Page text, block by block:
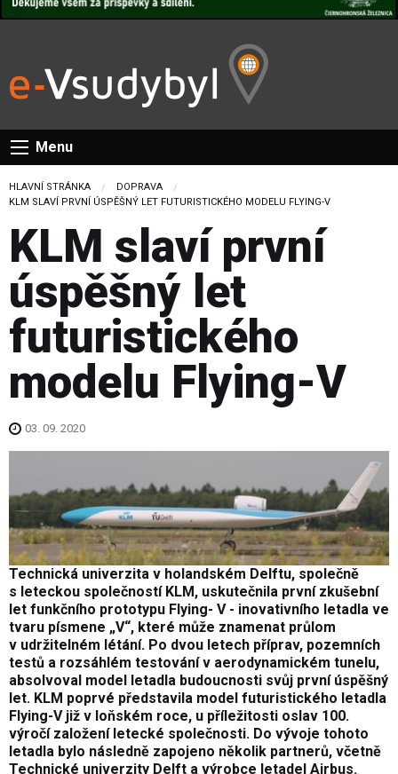
Menu
HLAVNÍ STRÁNKA
DOPRAVA
CURRENT:
KLM SLAVÍ PRVNÍ ÚSPĚŠNÝ LET FUTURISTICKÉHO MODELU FLYING-V
KLM slaví první
úspěšný let
futuristického
modelu Flying-V
03. 09. 2020
Technická univerzita v holandském Delftu, společně
s leteckou společností KLM, uskutečnila první zkušební
let funkčního prototypu Flying- V - inovativního letadla ve
tvaru písmene „V“, které může znamenat průlom
v udržitelném létání. Po dvou letech příprav, pozemních
testů a rozsáhlém testování v aerodynamickém tunelu,
absolvoval model letadla budoucnosti svůj první úspěšný
let. KLM poprvé představila model futuristického letadla
Flying-V již v loňském roce, u příležitosti oslav 100.
výročí založení letecké společnosti. Do vývoje tohoto
letadla bylo následně zapojeno několik partnerů, včetně
Technické univerzity Delft a výrobce letadel Airbus.